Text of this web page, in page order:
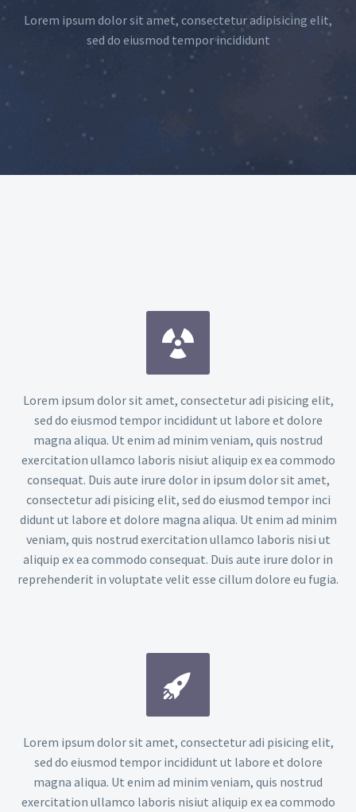
Lorem ipsum dolor sit amet, consectetur adipisicing elit,
sed do eiusmod tempor incididunt


Lorem ipsum dolor sit amet, consectetur adi pisicing elit,
sed do eiusmod tempor incididunt ut labore et dolore
magna aliqua. Ut enim ad minim veniam, quis nostrud
exercitation ullamco laboris nisiut aliquip ex ea commodo
consequat. Duis aute irure dolor in ipsum dolor sit amet,
consectetur adi pisicing elit, sed do eiusmod tempor inci
didunt ut labore et dolore magna aliqua. Ut enim ad minim
veniam, quis nostrud exercitation ullamco laboris nisi ut
aliquip ex ea commodo consequat. Duis aute irure dolor in
reprehenderit in voluptate velit esse cillum dolore eu fugia.


Lorem ipsum dolor sit amet, consectetur adi pisicing elit,
sed do eiusmod tempor incididunt ut labore et dolore
magna aliqua. Ut enim ad minim veniam, quis nostrud
exercitation ullamco laboris nisiut aliquip ex ea commodo